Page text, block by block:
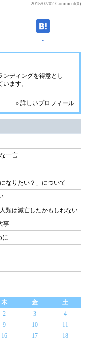
2015/07/02 Comment(0)
-
ンディングを得意とし
ます。
» 詳しいプロフィール
一言
なりたい？」について
類は滅亡したかもしれない
事
に
木 金
土
2 3
4
9 10
11
16 17
18